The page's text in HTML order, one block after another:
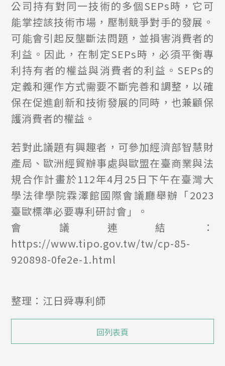
公司持有對同一技術的多個SEPs時，它可
能掌控該技術市場，壓制競爭對手的發展。
可能會引起反壟斷法問題，並損害消費者的
利益。因此，在制定SEPs時，必須平衡專
利持有者的權益與消費者的利益。SEPs的
定義和運作方式需要不斷完善和調整，以確
保在促進創新和技術發展的同時，也兼顧保
護消費者的權益。
若對此議題有興趣者，可參加經濟部智慧財
產局、歐洲經貿辦事處與歐盟在臺商業與法
規合作計畫於112年4月25日下午在臺灣大
學法律學院霖澤館國際會議廳舉辦「2023
臺歐標準必要專利研討會」。
會議連結：
https://www.tipo.gov.tw/tw/cp-85-
920898-0fe2e-1.html
整理：江日舜專利師
回列表頁